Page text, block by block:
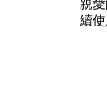
親
續使